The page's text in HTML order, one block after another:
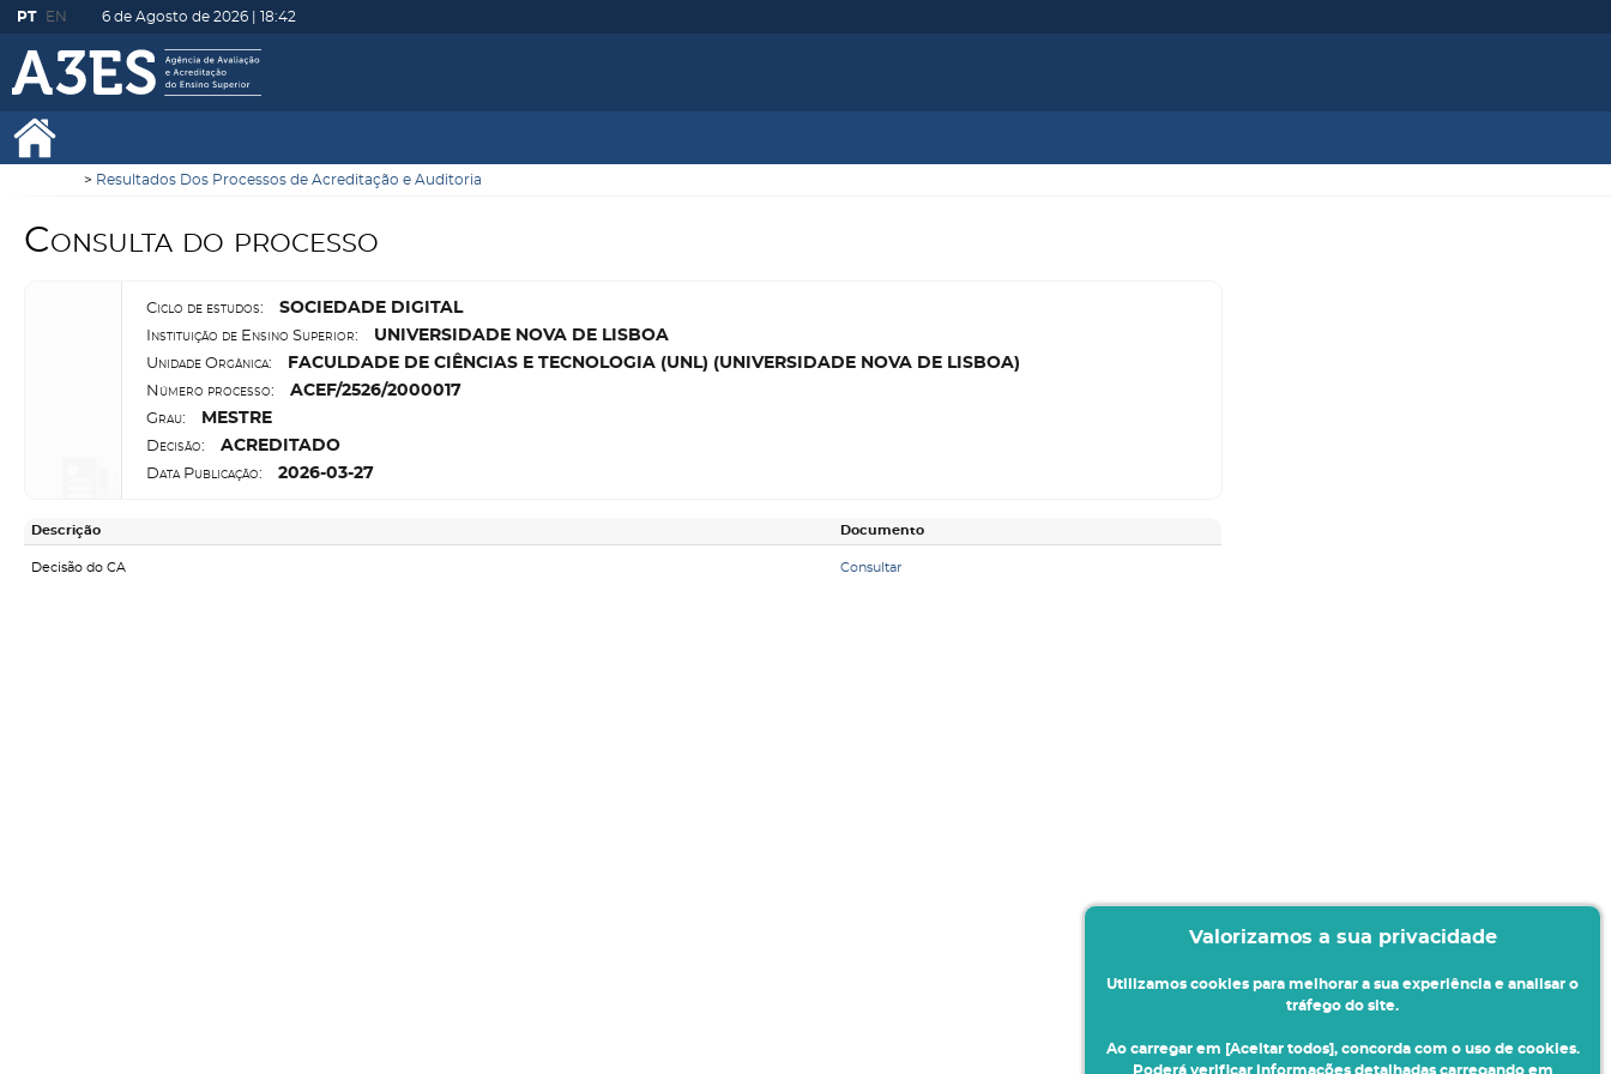
PT EN 6 de Agosto de 2026 | 18:42
Resultados Dos Processos de Acreditação e Auditoria
Consulta do processo
Ciclo de estudos: SOCIEDADE DIGITAL
Instituição de Ensino Superior: U NIVERSIDADE NOVA DE LISBOA
Unidade Orgânica: FACULDADE DE CIÊNCIAS E TECNOLOGIA (UNL) (UNIVERSIDADE NOVA DE LISBOA)
Número processo: ACEF/2526/2000017
Grau: M ESTRE
Decisão: ACREDITADO
Data Publicação: 2026-03-27
Descrição Documento
Decisão do CA Consultar
Valorizamos a sua privacidade
Utilizamos cookies para melhorar a sua experiência e analisar o
tráfego do site.
Ao carregar em [Aceitar todos], concorda com o uso de cookies.
Poderá verificar informações detalhadas carregando em